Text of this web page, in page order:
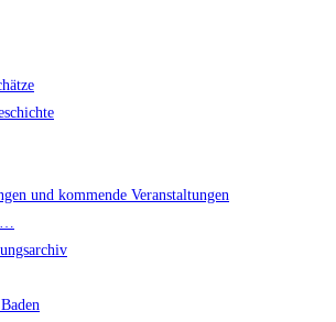
und kommende Veranstaltungen